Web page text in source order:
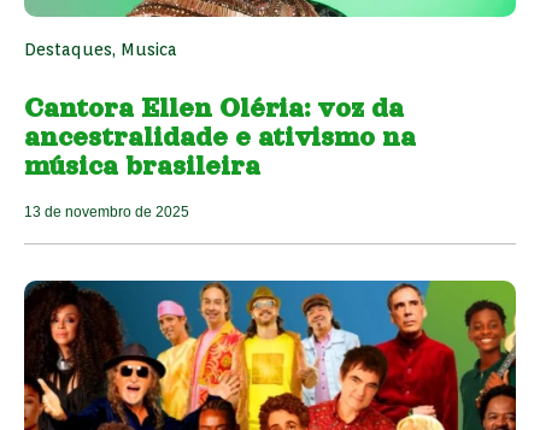
Destaques, Musica
Cantora Ellen Oléria: voz da
ancestralidade e ativismo na
música brasileira
13 de novembro de 2025